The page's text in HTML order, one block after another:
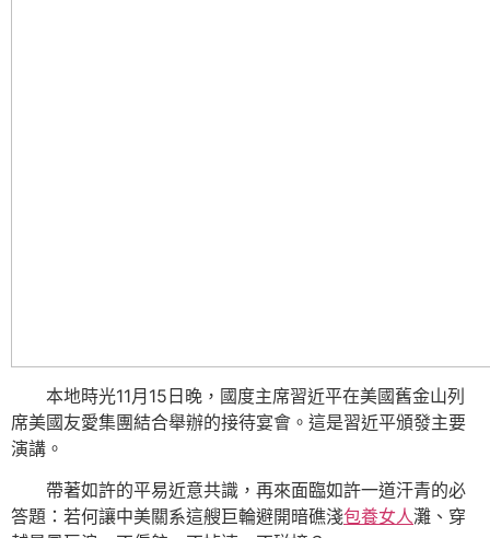
本地時光11月15日晚，國度主席習近平在美國舊金山列
席美國友愛集團結合舉辦的接待宴會。這是習近平頒發主要
演講。
帶著如許的平易近意共識，再來面臨如許一道汗青的必
答題：若何讓中美關系這艘巨輪避開暗礁淺包養女人灘、穿